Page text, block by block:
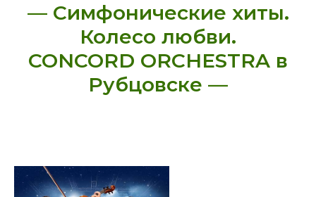
— Симфонические хиты.
Колесо любви.
CONCORD ORCHESTRA в
Рубцовске —